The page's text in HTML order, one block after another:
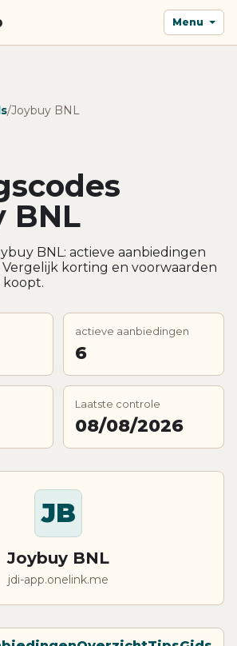
Menu
/Joybuy BNL
BNL
BNL: actieve aanbiedingen
Vergelijk korting en voorwaarden
koopt.
actieve aanbiedingen
6
Laatste controle
08/08/2026
JB
Joybuy BNL
jdi-app.onelink.me